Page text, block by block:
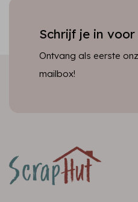
Schrijf je in
Ontvang als eerste
mailbox!